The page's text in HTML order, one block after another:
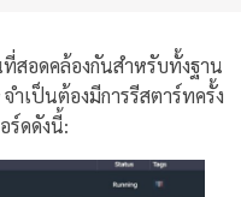
สอดคล้องกันสำหรับทั้งฐาน
เป็นต้องมีการรีสตาร์ทครั้ง
ร์ดดังนี้: